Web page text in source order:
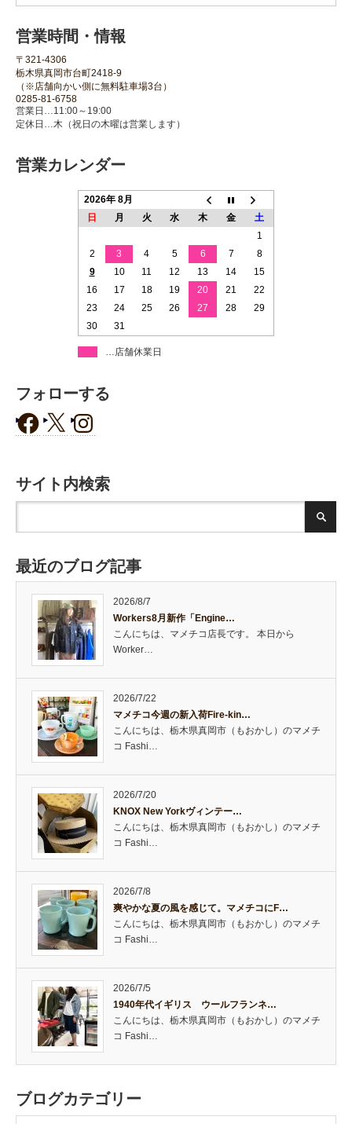
営業時間・情報
〒321-4306
栃木県真岡市台町2418-9
（※店舗向かい側に無料駐車場3台）
0285-81-6758
営業日…11:00～19:00
定休日…木（祝日の木曜は営業します）
営業カレンダー
2026年 8月
日
月 火 水 木 金
土
1
2
3 4 5 6 7
8
9
10 11 12 13 14
15
16
17 18 19 20 21
22
23
24 25 26 27 28
29
30
31
…店舗休業日
フォローする
サイト内検索
最近のブログ記事
2026/8/7
Workers8月新作「Engine…
こんにちは、マメチコ店長です。 本日から
Worker…
2026/7/22
マメチコ今週の新入荷Fire-kin…
こんにちは、栃木県真岡市（もおかし）のマメチ
コ Fashi…
2026/7/20
KNOX New Yorkヴィンテー…
こんにちは、栃木県真岡市（もおかし）のマメチ
コ Fashi…
2026/7/8
爽やかな夏の風を感じて。マメチコにF…
こんにちは、栃木県真岡市（もおかし）のマメチ
コ Fashi…
2026/7/5
1940年代イギリス ウールフランネ…
こんにちは、栃木県真岡市（もおかし）のマメチ
コ Fashi…
ブログカテゴリー